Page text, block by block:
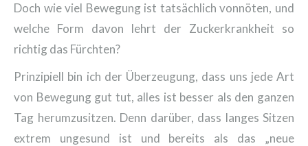
Doch wie viel Bewegung ist tatsächlich vonnöten, und
welche Form davon lehrt der Zuckerkrankheit so
richtig das Fürchten?
Prinzipiell bin ich der Überzeugung, dass uns jede Art
von Bewegung gut tut, alles ist besser als den ganzen
Tag herumzusitzen. Denn darüber, dass langes Sitzen
extrem ungesund ist und bereits als das „neue